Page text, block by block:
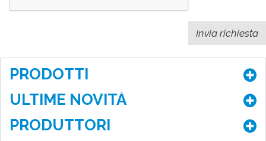
PRODOTTI
ULTIME NOVITÀ
PRODUTTORI